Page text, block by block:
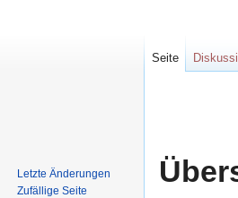
Seite
Letzte Änderungen
Zufällige Seite